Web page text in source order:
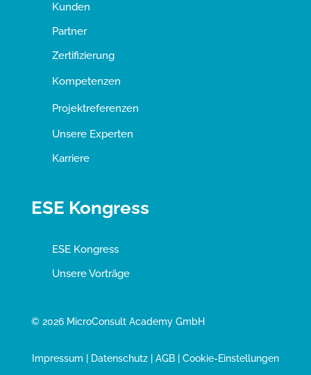
Kunden
Partner
Zertifizierung
Kompetenzen
Projektreferenzen
Unsere Experten
Karriere
ESE Kongress
ESE Kongress
Unsere Vorträge
© 2026 MicroConsult Academy GmbH
Impressum Datenschutz| AGB| Cookie-Einstellungen